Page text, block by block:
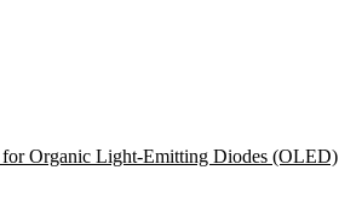
Organic Light-Emitting Diodes (OLED)